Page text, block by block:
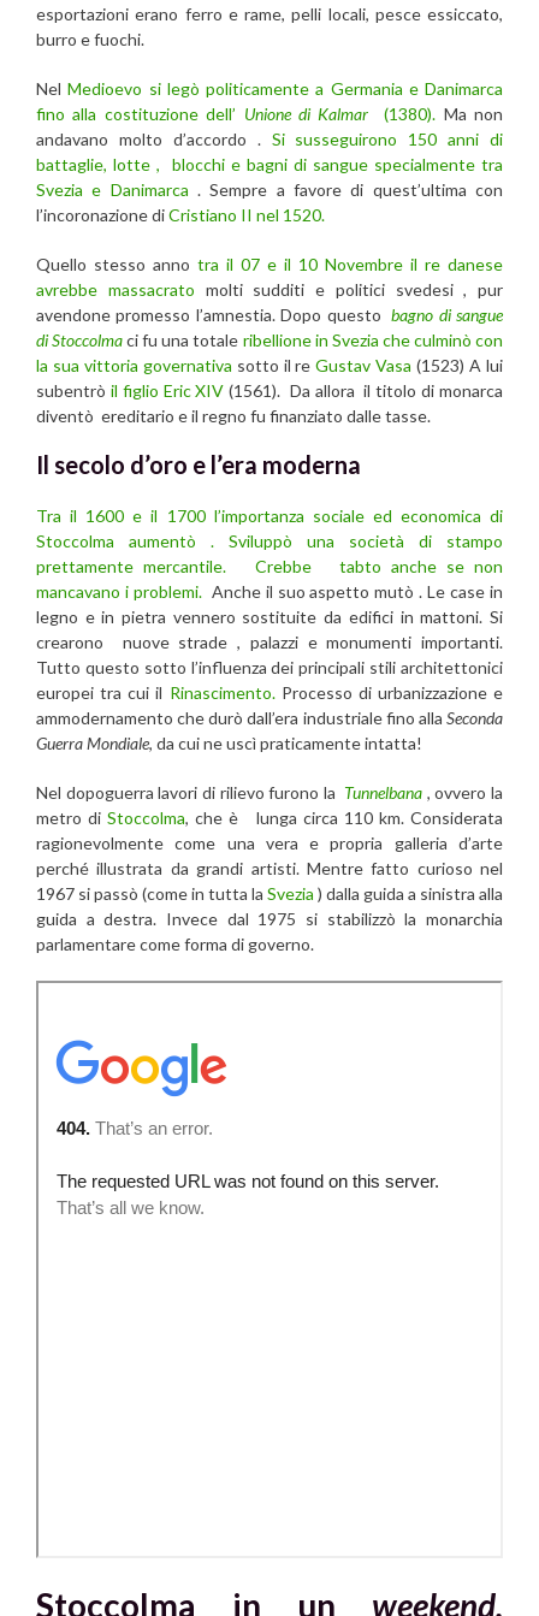
esportazioni erano ferro e rame, pelli locali, pesce essiccato,
burro e fuochi.
NelMedioevo si legò politicamente a Germania e Danimarca
fino alla costituzione dell’ Unione di Kalmar (1380). Ma non
andavano molto d’accordo . Si susseguirono 150 anni di
battaglie, lotte , blocchi e bagni di sangue specialmente tra
Svezia e Danimarca . Sempre a favore di quest’ultima con
l’incoronazione diCristiano II nel 1520.
Quello stesso anno tra il 07 e il 10 Novembre il re danese
avrebbe massacrato molti sudditi e politici svedesi , pur
avendone promesso l’amnestia. Dopo questobagno di sangue
di Stoccolmaci fu una totale ribellione in Svezia che culminò con
la sua vittoria governativa sotto il reGustav Vasa (1523) A lui
subentrò il figlio Eric XIV (1561). Da allora il titolo di monarca
diventò ereditario e il regno fu finanziato dalle tasse.
Il secolo d’oro e l’era moderna
Tra il 1600 e il 1700 l’importanza sociale ed economica di
Stoccolma aumentò . Sviluppò una società di stampo
prettamente mercantile. Crebbe tabto anche se non
mancavano i problemi. Anche il suo aspetto mutò . Le case in
legno e in pietra vennero sostituite da edifici in mattoni. Si
crearono nuove strade , palazzi e monumenti importanti.
Tutto questo sotto l’influenza dei principali stili architettonici
europei tra cui il Rinascimento.Processo di urbanizzazione e
ammodernamento che durò dall’era industriale fino alla Seconda
Guerra Mondiale, da cui ne uscì praticamente intatta!
Nel dopoguerra lavori di rilievo furono la Tunnelbana , ovvero la
metro di Stoccolma, che è lunga circa 110 km. Considerata
ragionevolmente come una vera e propria galleria d’arte
perché illustrata da grandi artisti. Mentre fatto curioso nel
1967 si passò (come in tutta la Svezia ) dalla guida a sinistra alla
guida a destra. Invece dal 1975 si stabilizzò la monarchia
parlamentare come forma di governo.
Stoccolma in un weekend.